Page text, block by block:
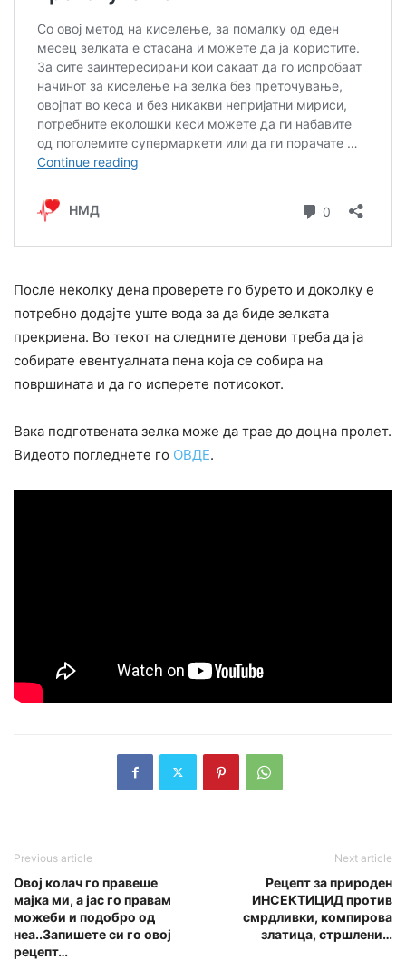
После неколку дена проверете го бурето и доколку е
потребно додајте уште вода за да биде зелката
прекриена. Во текот на следните денови треба да ја
собирате евентуалната пена која се собира на
површината и да го исперете потисокот.
Вака подготвената зелка може да трае до доцна пролет.
Видеото погледнете го ОВДЕ.
Previous article
Овој колач го правеше
мајка ми, а јас го правам
можеби и подобро од
неа..Запишете си го овој
рецепт…
Next article
Рецепт за природен
ИНСЕКТИЦИД против
смрдливки, компирова
златица, стршлени…